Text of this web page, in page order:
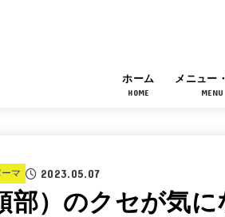
ホーム
HOME
メニュー
MENU
マ 2023.05.07
部）のクセが気